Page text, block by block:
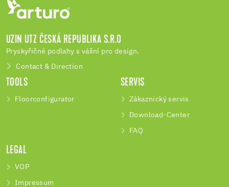
UZIN UTZ ČESKÁ REPUBLIKA S.R.O
Pryskyřičné podlahy s vášní pro design.
Contact & Direction
TOOLS
Floorconfigurator
SERVIS
Zákaznický servis
Download-Center
FAQ
LEGAL
VOP
Impressum